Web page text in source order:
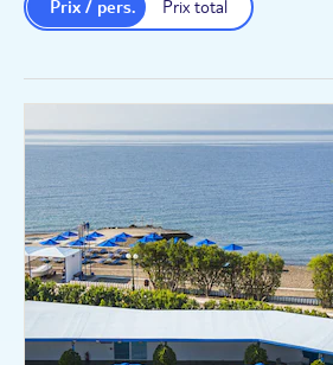
Prix total
Prix / pers.